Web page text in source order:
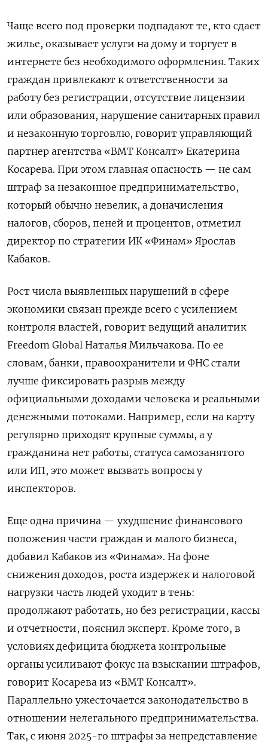
Чаще всего под проверки подпадают те, кто сдает
жилье, оказывает услуги на дому и торгует в
интернете без необходимого оформления. Таких
граждан привлекают к ответственности за
работу без регистрации, отсутствие лицензии
или образования, нарушение санитарных правил
и незаконную торговлю, говорит управляющий
партнер агентства «ВМТ Консалт» Екатерина
Косарева. При этом главная опасность — не сам
штраф за незаконное предпринимательство,
который обычно невелик, а доначисления
налогов, сборов, пеней и процентов, отметил
директор по стратегии ИК «Финам» Ярослав
Кабаков.
Рост числа выявленных нарушений в сфере
экономики связан прежде всего с усилением
контроля властей, говорит ведущий аналитик
Freedom Global Наталья Мильчакова. По ее
словам, банки, правоохранители и ФНС стали
лучше фиксировать разрыв между
официальными доходами человека и реальными
денежными потоками. Например, если на карту
регулярно приходят крупные суммы, а у
гражданина нет работы, статуса самозанятого
или ИП, это может вызвать вопросы у
инспекторов.
Еще одна причина — ухудшение финансового
положения части граждан и малого бизнеса,
добавил Кабаков из «Финама». На фоне
снижения доходов, роста издержек и налоговой
нагрузки часть людей уходит в тень:
продолжают работать, но без регистрации, кассы
и отчетности, пояснил эксперт. Кроме того, в
условиях дефицита бюджета контрольные
органы усиливают фокус на взыскании штрафов,
говорит Косарева из «ВМТ Консалт».
Параллельно ужесточается законодательство в
отношении нелегального предпринимательства.
Так, с июня 2025-го штрафы за непредставление